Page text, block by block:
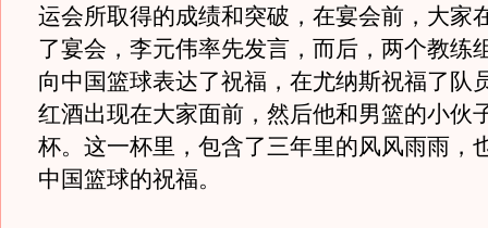
运会所取得的成绩和突破，在宴会前，大家
了宴会，李元伟率先发言，而后，两个教练
向中国篮球表达了祝福，在尤纳斯祝福了队
红酒出现在大家面前，然后他和男篮的小伙
杯。这一杯里，包含了三年里的风风雨雨，
中国篮球的祝福。